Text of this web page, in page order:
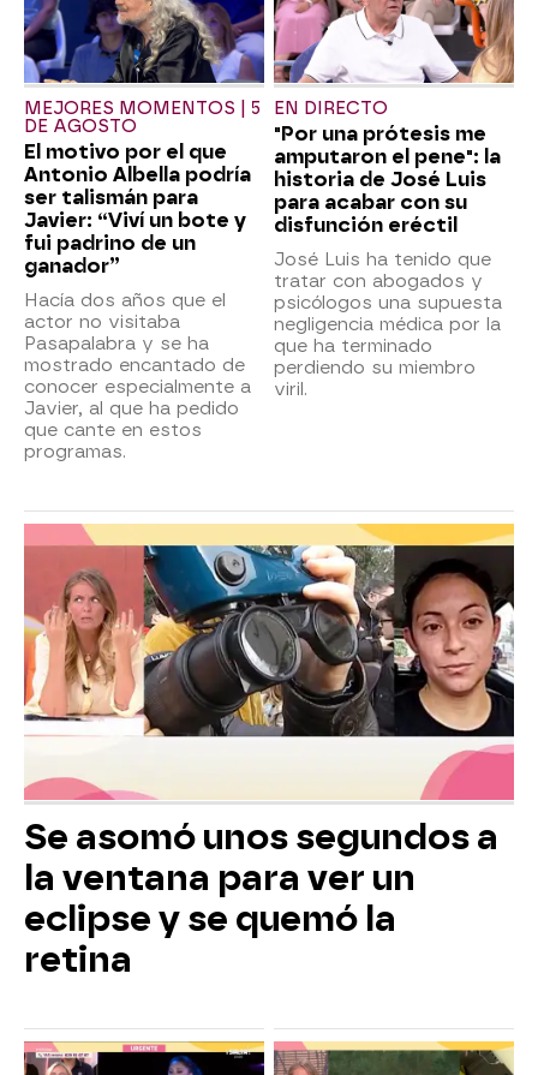
MEJORES MOMENTOS | 5
DE AGOSTO
El motivo por el que
Antonio Albella podría
ser talismán para
Javier: “Viví un bote y
fui padrino de un
ganador”
Hacía dos años que el
actor no visitaba
Pasapalabra y se ha
mostrado encantado de
conocer especialmente a
Javier, al que ha pedido
que cante en estos
programas.
EN DIRECTO
"Por una prótesis me
amputaron el pene": la
historia de José Luis
para acabar con su
disfunción eréctil
José Luis ha tenido que
tratar con abogados y
psicólogos una supuesta
negligencia médica por la
que ha terminado
perdiendo su miembro
viril.
Se asomó unos segundos a
la ventana para ver un
eclipse y se quemó la
retina